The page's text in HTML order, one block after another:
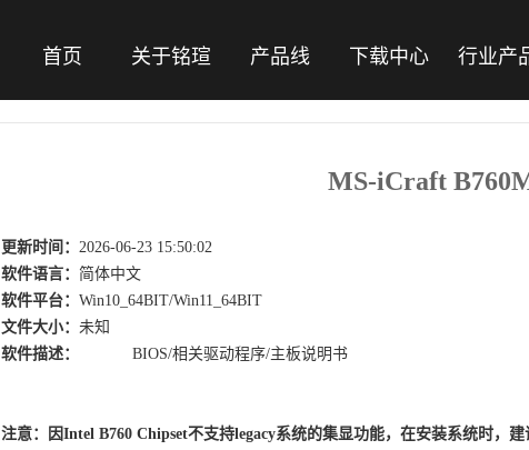
首页 关于铭瑄 产品线 下载中心 行业产
MS-iCraft
更新时间： 2026-06-23 15:50:02
软件语言： 简体中文
软件平台： Win10_64BIT/Win11_64BIT
文件大小： 未知
软件描述：
BIOS/相关驱动程序/主板说明书
注意： 因Intel B760 Chipset不支持legacy系统的集显功能，在安装系统时，建